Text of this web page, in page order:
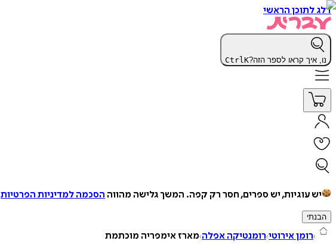
דלג לתוכן הראשי
נו, איך קראו לספר הזה? CtrlK
יש עוגיות, יש ספרים, חסר רק קפה. המשך גלישה מהווה הסכמה למדיניות הפרטיות
הבנתי
רומן אירוטי רומנטיקה אפלה מארז אימפריה מוכתמת